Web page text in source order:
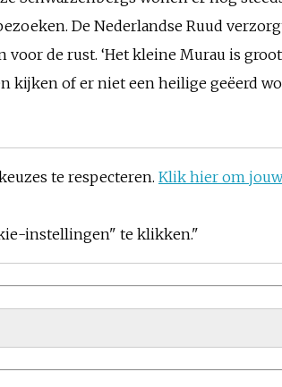
De Nederlandse Ruud
de rust. ‘Het kleine Murau is
kijken of er niet een heilige geëerd
te respecteren. Klik hier om
instellingen" te klikken."